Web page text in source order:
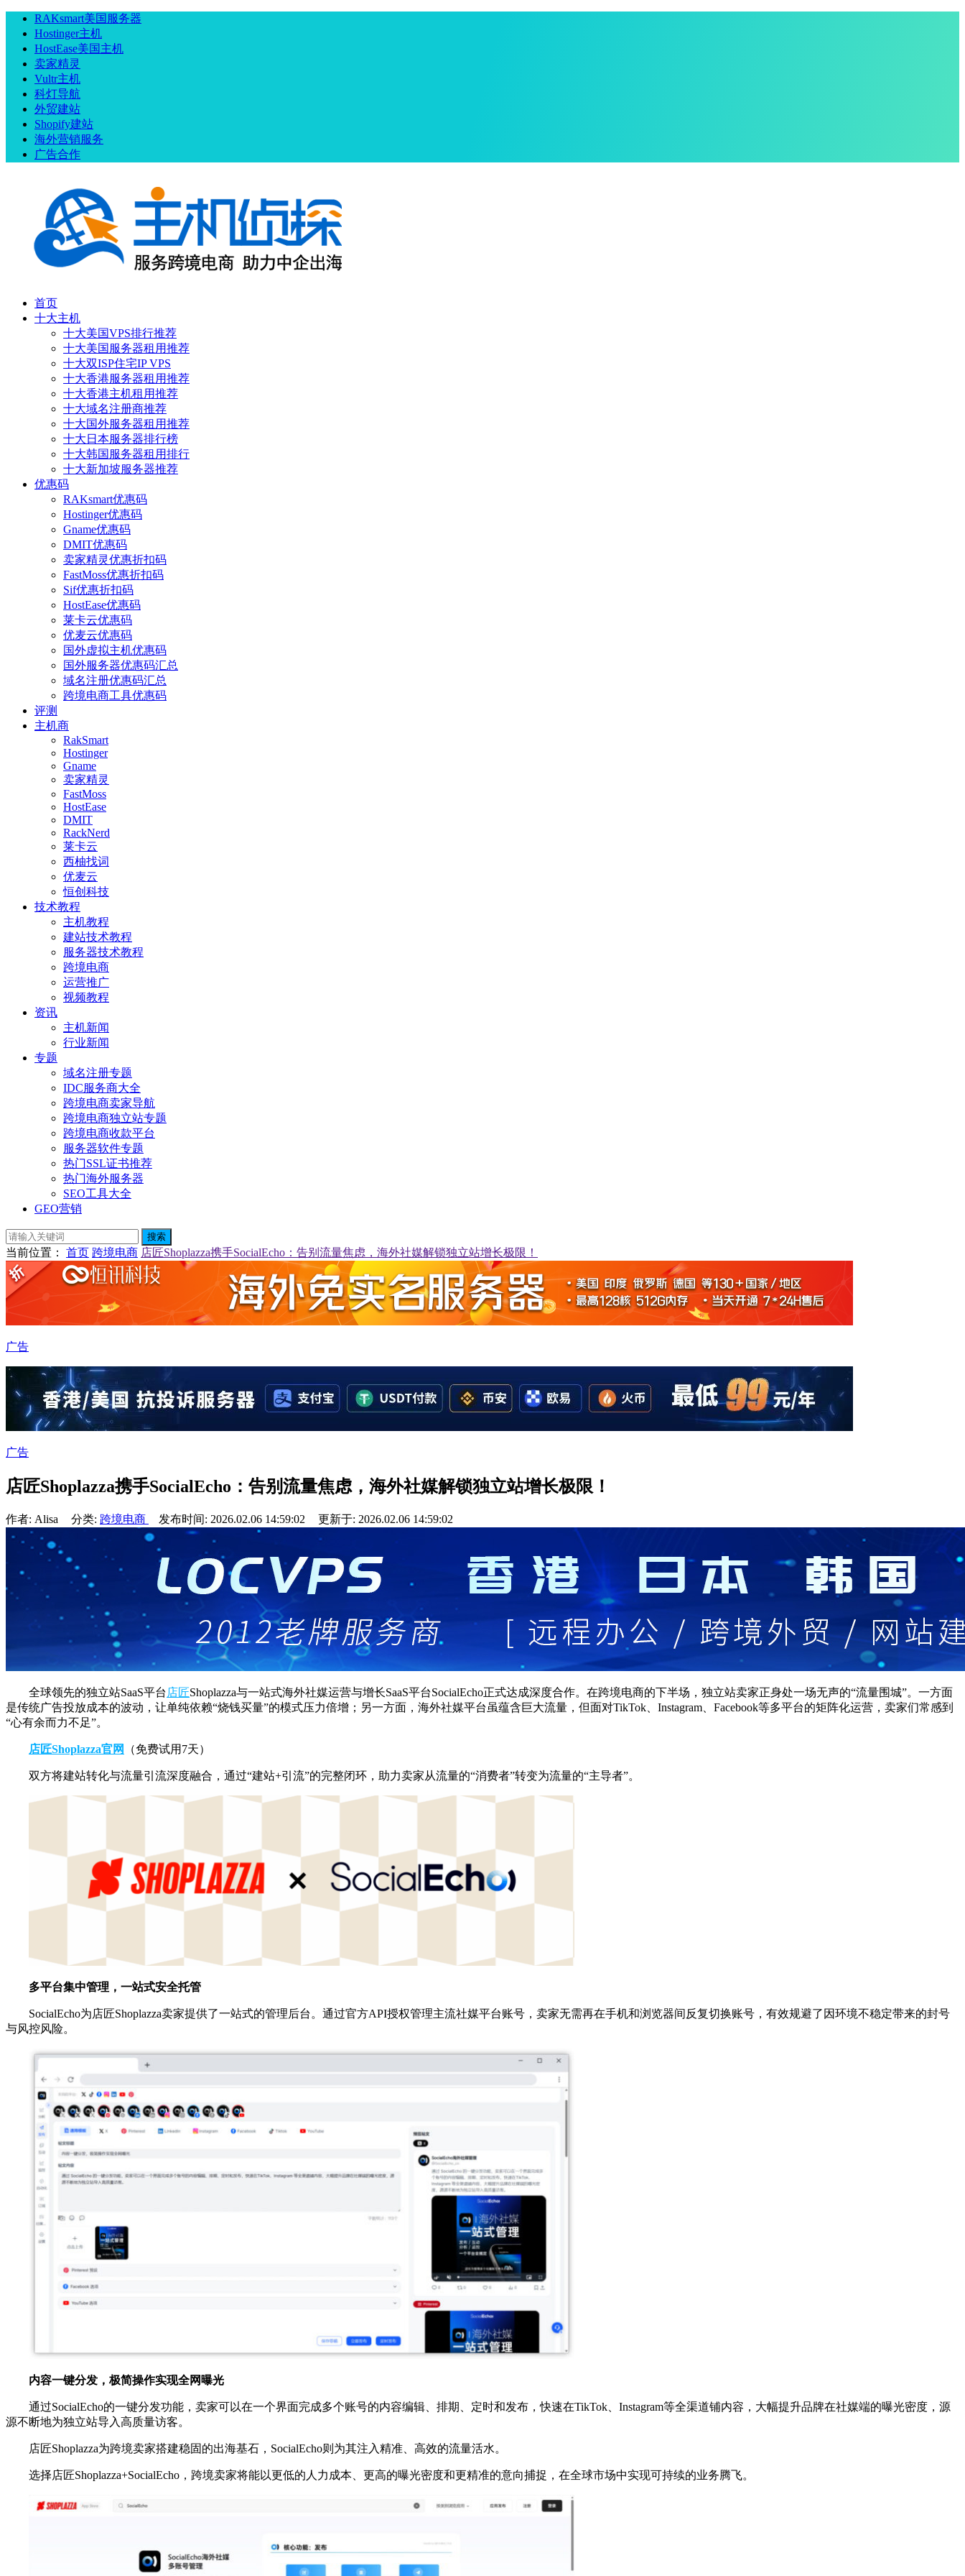
RAKsmart美国服务器
Hostinger主机
HostEase美国主机
卖家精灵
Vultr主机
科灯导航
外贸建站
Shopify建站
海外营销服务
广告合作
首页
十大主机
十大美国VPS排行推荐
十大美国服务器租用推荐
十大双ISP住宅IP VPS
十大香港服务器租用推荐
十大香港主机租用推荐
十大域名注册商推荐
十大国外服务器租用推荐
十大日本服务器排行榜
十大韩国服务器租用排行
十大新加坡服务器推荐
优惠码
RAKsmart优惠码
Hostinger优惠码
Gname优惠码
DMIT优惠码
卖家精灵优惠折扣码
FastMoss优惠折扣码
Sif优惠折扣码
HostEase优惠码
莱卡云优惠码
优麦云优惠码
国外虚拟主机优惠码
国外服务器优惠码汇总
域名注册优惠码汇总
跨境电商工具优惠码
评测
主机商
RakSmart
Hostinger
Gname
卖家精灵
FastMoss
HostEase
DMIT
RackNerd
莱卡云
西柚找词
优麦云
恒创科技
技术教程
主机教程
建站技术教程
服务器技术教程
跨境电商
运营推广
视频教程
资讯
主机新闻
行业新闻
专题
域名注册专题
IDC服务商大全
跨境电商卖家导航
跨境电商独立站专题
跨境电商收款平台
服务器软件专题
热门SSL证书推荐
热门海外服务器
SEO工具大全
GEO营销
搜索
当前位置 ： 首页 跨境电商 店匠Shoplazza携手SocialEcho：告别流量焦虑，海外社媒解锁独立站增长极限！
广告
广告
店匠Shoplazza携手SocialEcho：告别流量焦虑，海外社媒解锁独立站增长极限！
作者: Alisa 分类: 跨境电商 发布时间: 2026.02.06 14:59:02 更新于: 2026.02.06 14:59:02
全球领先的独立站SaaS平台 店匠Shoplazza与一站式海外社媒运营与增长SaaS平台SocialEcho正式达成深度合作。在跨境电商的下半场，独立站卖家正身处一场无声的“流量围城”。一方面
是传统广告投放成本的波动，让单纯依赖“烧钱买量”的模式压力倍增；另一方面，海外社媒平台虽蕴含巨大流量，但面对TikTok、Instagram、Facebook等多平台的矩阵化运营，卖家们常感到
“心有余而力不足”。
店匠Shoplazza官网 （免费试用7天）
双方将建站转化与流量引流深度融合，通过“建站+引流”的完整闭环，助力卖家从流量的“消费者”转变为流量的“主导者”。
多平台集中管理，一站式安全托管
SocialEcho为店匠Shoplazza卖家提供了一站式的管理后台。通过官方API授权管理主流社媒平台账号，卖家无需再在手机和浏览器间反复切换账号，有效规避了因环境不稳定带来的封号
与风控风险。
内容一键分发，极简操作实现全网曝光
通过SocialEcho的一键分发功能，卖家可以在一个界面完成多个账号的内容编辑、排期、定时和发布，快速在TikTok、Instagram等全渠道铺内容，大幅提升品牌在社媒端的曝光密度，源
源不断地为独立站导入高质量访客。
店匠Shoplazza为跨境卖家搭建稳固的出海基石，SocialEcho则为其注入精准、高效的流量活水。
选择店匠Shoplazza+SocialEcho，跨境卖家将能以更低的人力成本、更高的曝光密度和更精准的意向捕捉，在全球市场中实现可持续的业务腾飞。